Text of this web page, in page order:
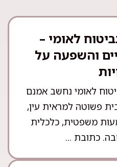
לאומי –
והשפעה על
לאומי נחשב אמנם
פשוטה למראית עין,
משפטית, כלכלית
כתובת ...